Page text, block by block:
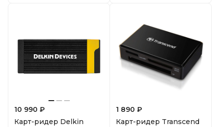
10 990 ₽
Карт-ридер Delkin
1 890 ₽
Карт-ридер Transcend